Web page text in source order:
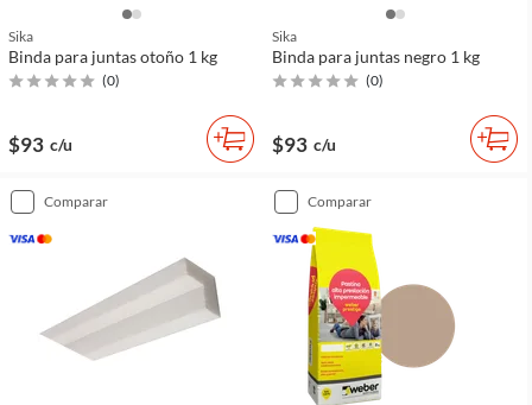
Sika
Binda para juntas otoño 1 kg
(0)
$93 c/u
Sika
Binda para juntas negro 1 kg
(0)
$93 c/u
comparar comparar